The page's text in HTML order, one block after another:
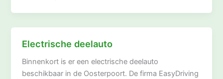
Electrische deelauto
Binnenkort is er een electrische deelauto
beschikbaar in de Oosterpoort. De firma EasyDriving